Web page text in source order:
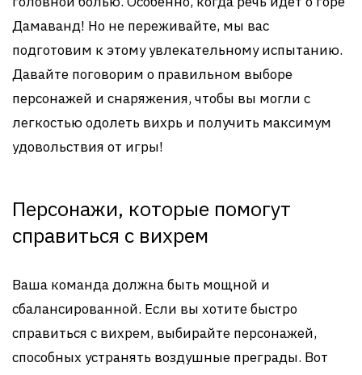
Дамаванд! Но не переживайте, мы вас
подготовим к этому увлекательному испытанию.
Давайте поговорим о правильном выборе
персонажей и снаряжения, чтобы вы могли с
легкостью одолеть вихрь и получить максимум
удовольствия от игры!
Персонажи, которые помогут
справиться с вихрем
Ваша команда должна быть мощной и
сбалансированной. Если вы хотите быстро
справиться с вихрем, выбирайте персонажей,
способных устранять воздушные преграды. Вот